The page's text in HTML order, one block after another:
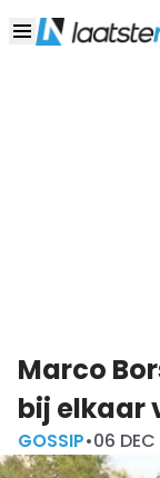
Marco
bij elkaar
GOSSIP•06